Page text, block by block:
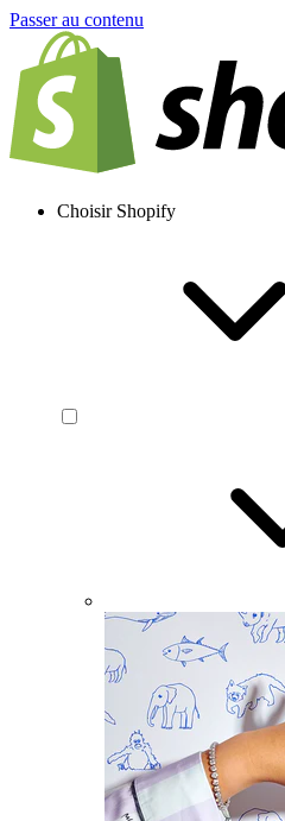
Passer au contenu
Choisir Shopify